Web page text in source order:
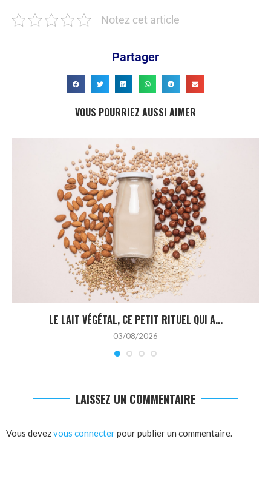
Notez cet article
Partager
VOUS POURRIEZ AUSSI AIMER
LE LAIT VÉGÉTAL, CE PETIT RITUEL QUI A...
03/08/2026
LAISSEZ UN COMMENTAIRE
Vous devezvous connecterpour publier un commentaire.